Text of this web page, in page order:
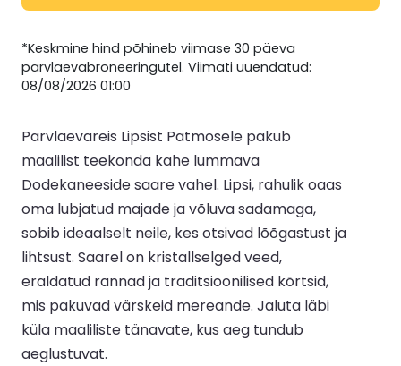
*Keskmine hind põhineb viimase 30 päeva
parvlaevabroneeringutel. Viimati uuendatud:
08/08/2026 01:00
Parvlaevareis Lipsist Patmosele pakub
maalilist teekonda kahe lummava
Dodekaneeside saare vahel. Lipsi, rahulik oaas
oma lubjatud majade ja võluva sadamaga,
sobib ideaalselt neile, kes otsivad lõõgastust ja
lihtsust. Saarel on kristallselged veed,
eraldatud rannad ja traditsioonilised kõrtsid,
mis pakuvad värskeid mereande. Jaluta läbi
küla maaliliste tänavate, kus aeg tundub
aeglustuvat.